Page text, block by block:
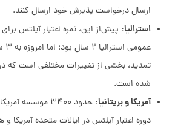
ارسال درخواست پذیرش خود ارسال کنند.
استرالیا:
شده است.
آمریکا و بریتانیا:
حدود ۳۴۰۰